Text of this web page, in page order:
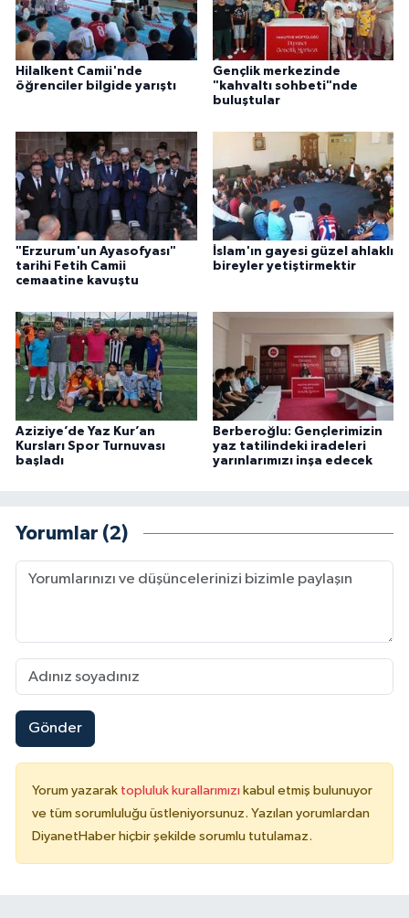
Hilalkent Camii'nde
öğrenciler bilgide yarıştı
Gençlik merkezinde
"kahvaltı sohbeti"nde
buluştular
"Erzurum'un Ayasofyası"
tarihi Fetih Camii
cemaatine kavuştu
İslam'ın gayesi güzel ahlaklı
bireyler yetiştirmektir
Aziziye’de Yaz Kur’an
Kursları Spor Turnuvası
başladı
Berberoğlu: Gençlerimizin
yaz tatilindeki iradeleri
yarınlarımızı inşa edecek
Yorumlar (2)
Gönder
Yorum yazarak topluluk kurallarımızı kabul etmiş bulunuyor
ve tüm sorumluluğu üstleniyorsunuz. Yazılan yorumlardan
DiyanetHaber hiçbir şekilde sorumlu tutulamaz.
Konya Müftülüğü
Kütahya Müftülüğü
Malatya Müftülüğü
Manisa Müftülüğü
Mardin Müftülüğü
Mersin Müftülüğü
Muğla Müftülüğü
Muş Müftülüğü
Nevşehir Müftülüğü
Niğde Müftülüğü
Sakarya Müftülüğü
Samsun Müftülüğü
Siirt Müftülüğü
Sinop Müftülüğü
Sivas Müftülüğü